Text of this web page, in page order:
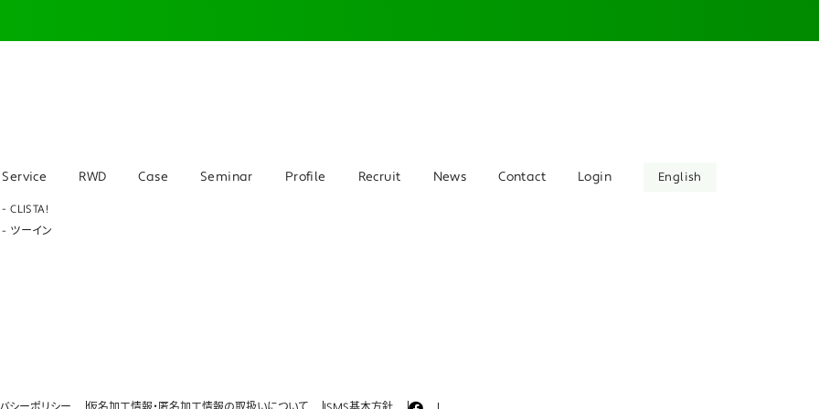
Service
- CLISTA!
- ツーイン
RWD Case Seminar Profile Recruit News Contact Login English